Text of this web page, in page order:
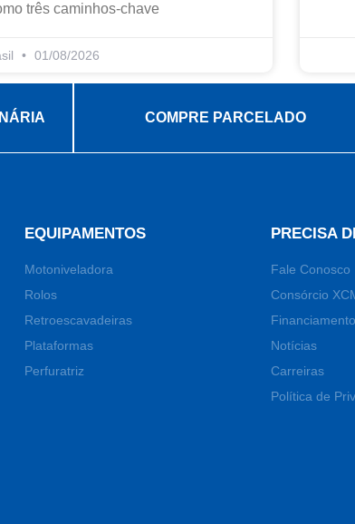
três caminhos-chave
01/08/2026
COMPRE PARCELADO
EQUIPAMENTOS
Motoniveladora
Rolos
Retroescavadeiras
Plataformas
Perfuratriz
PRECISA
Fale Conosco
Consórcio
Financiamento
Notícias
Carreiras
Política de